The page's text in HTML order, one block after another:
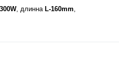
, длиннаL-160mm,